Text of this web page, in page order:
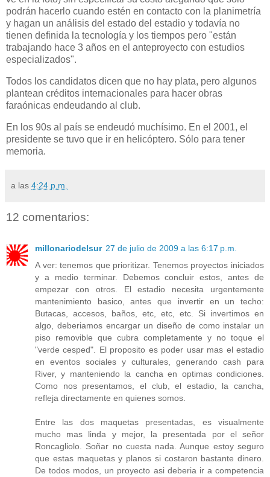
podrán hacerlo cuando estén en contacto con la planimetría
y hagan un análisis del estado del estadio y todavía no
tienen definida la tecnología y los tiempos pero "están
trabajando hace 3 años en el anteproyecto con estudios
especializados".
Todos los candidatos dicen que no hay plata, pero algunos
plantean créditos internacionales para hacer obras
faraónicas endeudando al club.
En los 90s al país se endeudó muchísimo. En el 2001, el
presidente se tuvo que ir en helicóptero. Sólo para tener
memoria.
a las 4:24 p.m.
12 comentarios:
millonariodelsur 27 de julio de 2009 a las 6:17 p.m.
A ver: tenemos que prioritizar. Tenemos proyectos iniciados
y a medio terminar. Debemos concluir estos, antes de
empezar con otros. El estadio necesita urgentemente
mantenimiento basico, antes que invertir en un techo:
Butacas, accesos, baños, etc, etc, etc. Si invertimos en
algo, deberiamos encargar un diseño de como instalar un
piso removible que cubra completamente y no toque el
"verde cesped". El proposito es poder usar mas el estadio
en eventos sociales y culturales, generando cash para
River, y manteniendo la cancha en optimas condiciones.
Como nos presentamos, el club, el estadio, la cancha,
refleja directamente en quienes somos.
Entre las dos maquetas presentadas, es visualmente
mucho mas linda y mejor, la presentada por el señor
Roncagliolo. Soñar no cuesta nada. Aunque estoy seguro
que estas maquetas y planos si costaron bastante dinero.
De todos modos, un proyecto asi deberia ir a competencia